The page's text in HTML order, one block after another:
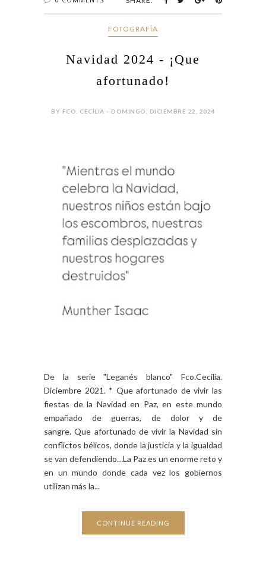
FOTOGRAFÍA
Navidad 2024 - ¡Que
afortunado!
BY FCO. CECILIA - DOMINGO, DICIEMBRE 22, 2024
De la serie "Leganés blanco" Fco.Cecilia.
Diciembre 2021. * Que afortunado de vivir las
fiestas de la Navidad en Paz, en este mundo
empañado de guerras, de dolor y de
sangre. Que afortunado de vivir la Navidad sin
conflictos bélicos, donde la justicia y la igualdad
se van defendiendo…La Paz es un enorme reto y
en un mundo donde cada vez los gobiernos
utilizan más la...
CONTINUE READING